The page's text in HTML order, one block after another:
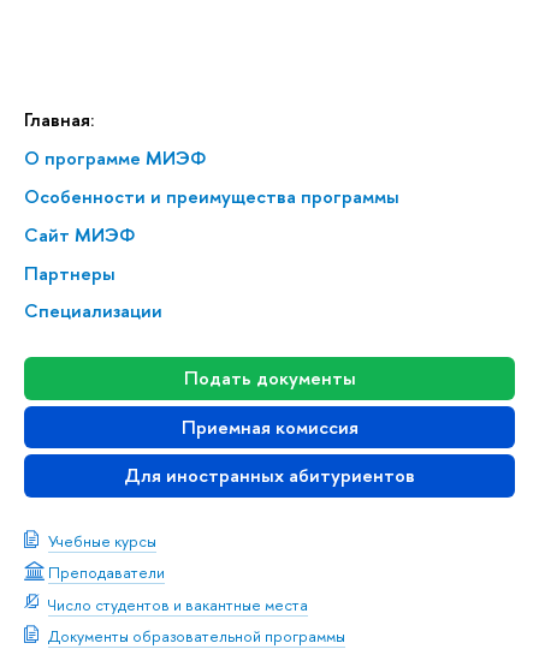
Главная:
О программе МИЭФ
Особенности и преимущества программы
Сайт МИЭФ
Партнеры
Специализации
Подать документы
Приемная комиссия
Для иностранных абитуриентов
Учебные курсы
Преподаватели
Число студентов и вакантные места
Документы образовательной программы